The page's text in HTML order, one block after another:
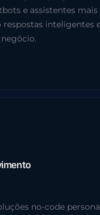
e assistentes mais
inteligentes
no-code